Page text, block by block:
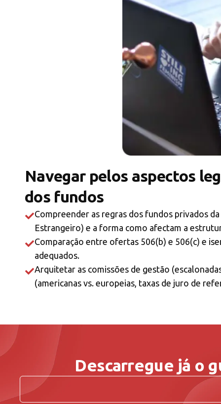
Navegar pelos aspectos
dos fundos
Compreender as regras dos fundos privados
Estrangeiro) e a forma como afectam a
Comparação entre ofertas 506(b) e 506(c) e
adequados.
Arquitetar as comissões de gestão
(americanas vs. europeias, taxas de juro de
Descarregue já o